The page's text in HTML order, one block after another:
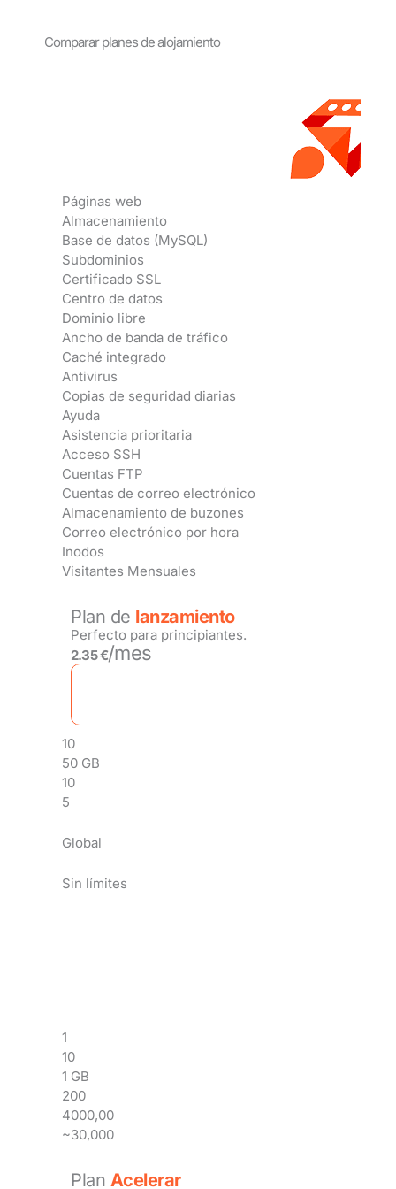
Comparar planes de alojamiento
Páginas web
Almacenamiento
Base de datos (MySQL)
Subdominios
Certificado SSL
Centro de datos
Dominio libre
Ancho de banda de tráfico
Caché integrado
Antivirus
Copias de seguridad diarias
Ayuda
Asistencia prioritaria
Acceso SSH
Cuentas FTP
Cuentas de correo electrónico
Almacenamiento de buzones
Correo electrónico por hora
Inodos
Visitantes Mensuales
Plan de lanzamiento
Perfecto para principiantes.
2.35 €/mes
10
50 GB
10
5
Global
Sin límites
1
10
1 GB
200
4000,00
~30,000
Plan Acelerar